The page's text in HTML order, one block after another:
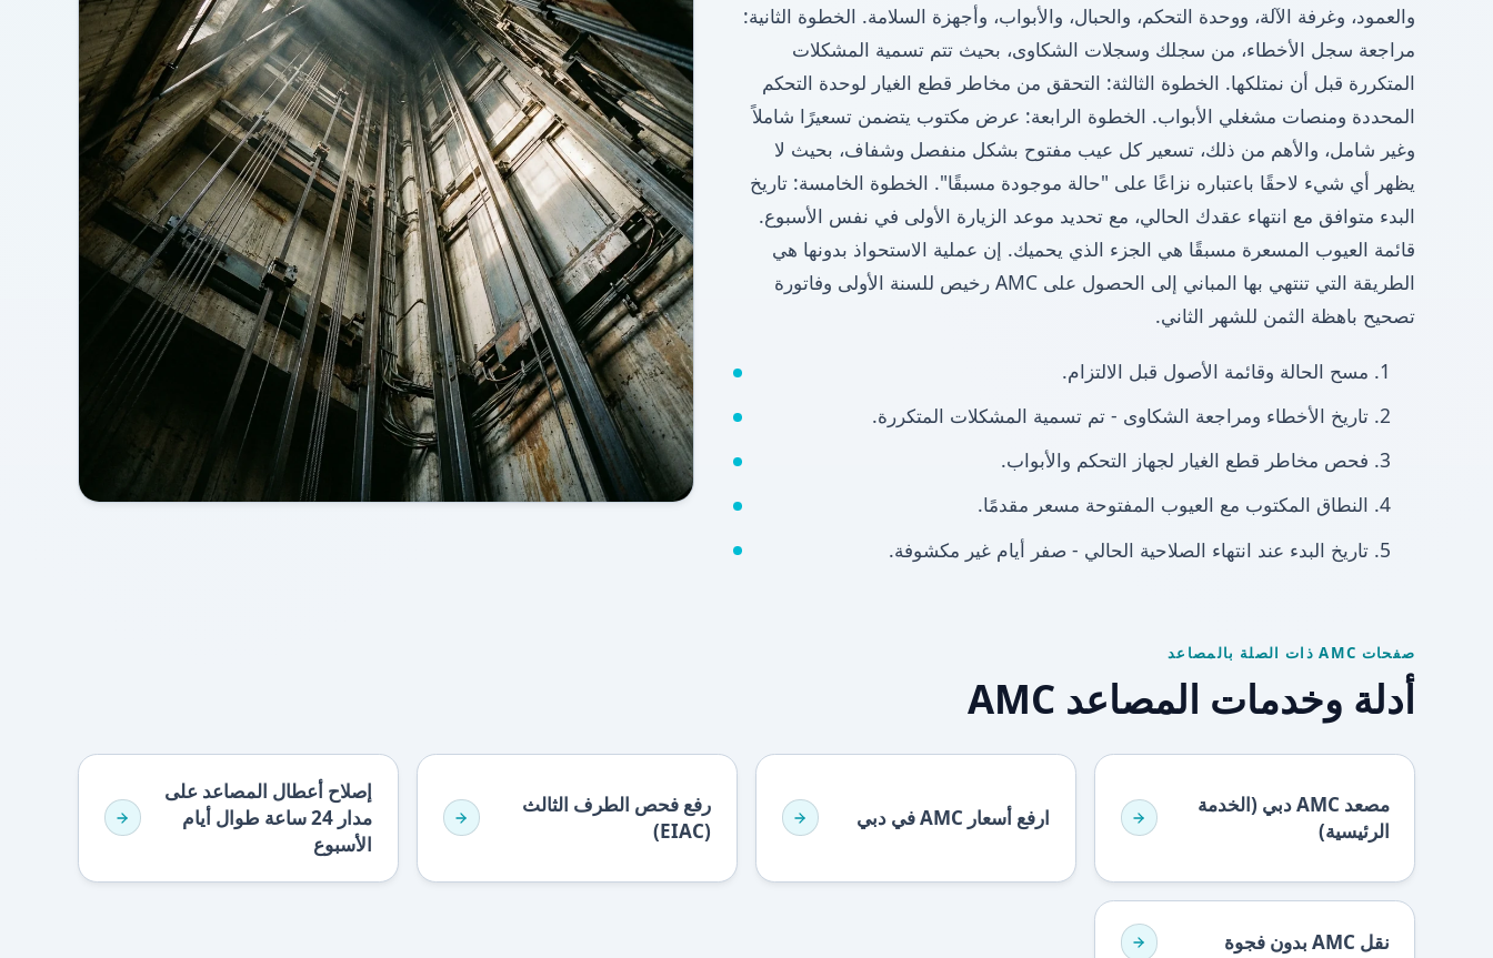
والعمود، وغرفة الآلة، ووحدة التحكم، والحبال، والأبواب، وأجهزة السلامة. الخطوة الثانية:
مراجعة سجل الأخطاء، من سجلك وسجلات الشكاوى، بحيث تتم تسمية المشكلات
المتكررة قبل أن نمتلكها. الخطوة الثالثة: التحقق من مخاطر قطع الغيار لوحدة التحكم
المحددة ومنصات مشغلي الأبواب. الخطوة الرابعة: عرض مكتوب يتضمن تسعيرًا شاملاً
وغير شامل، والأهم من ذلك، تسعير كل عيب مفتوح بشكل منفصل وشفاف، بحيث لا
يظهر أي شيء لاحقًا باعتباره نزاعًا على "حالة موجودة مسبقًا". الخطوة الخامسة: تاريخ
البدء متوافق مع انتهاء عقدك الحالي، مع تحديد موعد الزيارة الأولى في نفس الأسبوع.
قائمة العيوب المسعرة مسبقًا هي الجزء الذي يحميك. إن عملية الاستحواذ بدونها هي
الطريقة التي تنتهي بها المباني إلى الحصول على AMC رخيص للسنة الأولى وفاتورة
تصحيح باهظة الثمن للشهر الثاني.
1. مسح الحالة وقائمة الأصول قبل الالتزام.
2. تاريخ الأخطاء ومراجعة الشكاوى - تم تسمية المشكلات المتكررة.
3. فحص مخاطر قطع الغيار لجهاز التحكم والأبواب.
4. النطاق المكتوب مع العيوب المفتوحة مسعر مقدمًا.
5. تاريخ البدء عند انتهاء الصلاحية الحالي - صفر أيام غير مكشوفة.
صفحات AMC ذات الصلة بالمصاعد
أدلة وخدمات المصاعد AMC
مصعد AMC دبي (الخدمة
الرئيسية)
ارفع أسعار AMC في دبي
رفع فحص الطرف الثالث
(EIAC)
إصلاح أعطال المصاعد على
مدار 24 ساعة طوال أيام
الأسبوع
نقل AMC بدون فجوة